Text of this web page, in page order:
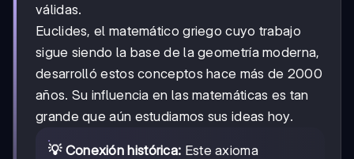
válidas.
Euclides, el matemático griego cuyo trabajo
sigue siendo la base de la geometría moderna,
desarrolló estos conceptos hace más de 2000
años. Su influencia en las matemáticas es tan
grande que aún estudiamos sus ideas hoy.
💡 Conexión histórica: Este axioma